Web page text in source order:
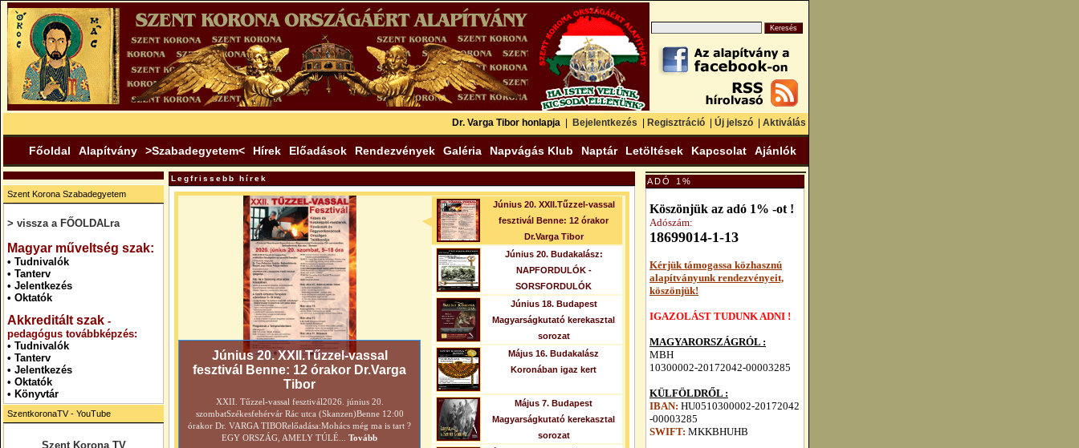
Dr. Varga Tibor honlapja Bejelentkezés Regisztráció Új jelszó Aktiválás
Főoldal Alapítvány >Szabadegyetem< Hírek Előadások Rendezvények Galéria Napvágás Klub Naptár Letöltések Kapcsolat Ajánlók
Szent Korona Szabadegyetem
> vissza a FŐOLDALra
Magyar műveltség szak:
• Tudnivalók
• Tanterv
• Jelentkezés
• Oktatók
Akkreditált szak -
pedagógus továbbképzés:
• Tudnivalók
• Tanterv
• Jelentkezés
• Oktatók
• Könyvtár
SzentkoronaTV - YouTube
Szent Korona TV
Legfrissebb hírek
Június 20. XXII.Tűzzel-vassal
fesztivál Benne: 12 órakor
Dr.Varga Tibor
Június 20. Budakalász:
NAPFORDULÓK -
SORSFORDULÓK
Június 18. Budapest
Magyarságkutató kerekasztal
sorozat
Május 16. Budakalász
Koronában igaz kert
Május 7. Budapest
Magyarságkutató kerekasztal
sorozat
Június 20. XXII.Tűzzel-vassal
fesztivál Benne: 12 órakor Dr.Varga
Tibor
XXII. Tűzzel-vassal fesztivál2026. június 20.
szombatSzékesfehérvár Rác utca (Skanzen)Benne 12:00
órakor Dr. VARGA TIBORelőadása:Mohács még ma is tart ?
EGY ORSZÁG, AMELY TÚLÉ...
Tovább
ADÓ 1%
Köszönjük az adó 1% -ot !
Adószám:
18699014-1-13
Kérjük támogassa közhasznú
alapítványunkrendezvényeit,
köszönjük!
IGAZOLÁST TUDUNK ADNI !
MAGYARORSZÁGRÓL :
MBH
10300002-20172042-00003285
KÜLFÖLDRŐL :
IBAN: HU0510300002-20172042
-00003285
SWIFT: MKKBHUHB